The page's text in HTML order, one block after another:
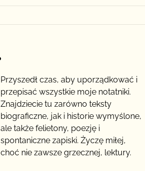
Przyszedł czas, aby uporządkować i
przepisać wszystkie moje notatniki.
Znajdziecie tu zarówno teksty
biograficzne, jak i historie wymyślone,
ale także felietony, poezję i
spontaniczne zapiski. Życzę miłej,
choć nie zawsze grzecznej, lektury.